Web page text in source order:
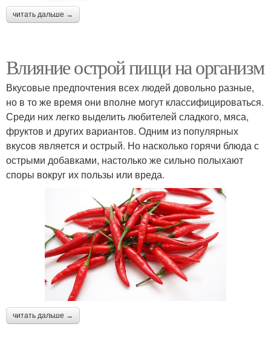
читать дальше →
Влияние острой пищи на организм
Вкусовые предпочтения всех людей довольно разные,
но в то же время они вполне могут классифицироваться.
Среди них легко выделить любителей сладкого, мяса,
фруктов и других вариантов. Одним из популярных
вкусов является и острый. Но насколько горячи блюда с
острыми добавками, настолько же сильно полыхают
споры вокруг их пользы или вреда.
читать дальше →